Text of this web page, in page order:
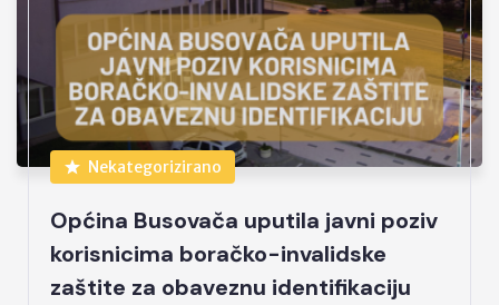
Nekategorizirano
Općina Busovača uputila javni poziv
korisnicima boračko-invalidske
zaštite za obaveznu identifikaciju